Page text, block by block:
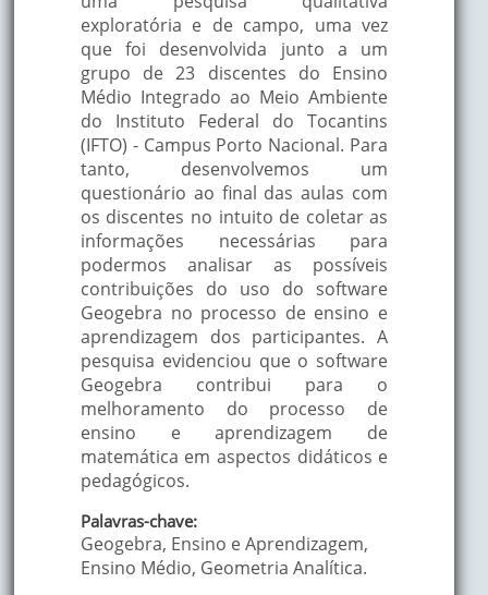
exploratória e de campo, uma vez
que foi desenvolvida junto a um
grupo de 23 discentes do Ensino
Médio Integrado ao Meio Ambiente
do Instituto Federal do Tocantins
(IFTO) - Campus Porto Nacional. Para
tanto, desenvolvemos um
questionário ao final das aulas com
os discentes no intuito de coletar as
informações necessárias para
podermos analisar as possíveis
contribuições do uso do software
Geogebra no processo de ensino e
aprendizagem dos participantes. A
pesquisa evidenciou que o software
Geogebra contribui para o
melhoramento do processo de
ensino e aprendizagem de
matemática em aspectos didáticos e
pedagógicos.
Palavras-chave:
Geogebra, Ensino e Aprendizagem,
Ensino Médio, Geometria Analítica.